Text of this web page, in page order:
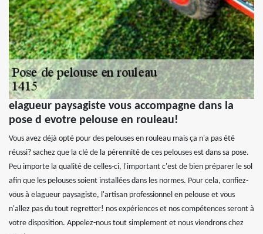
elagueur paysagiste vous accompagne dans la
pose d evotre pelouse en rouleau!
Vous avez déjà opté pour des pelouses en rouleau mais ça n'a pas été
réussi? sachez que la clé de la pérennité de ces pelouses est dans sa pose.
Peu importe la qualité de celles-ci, l'important c'est de bien préparer le sol
afin que les pelouses soient installées dans les normes. Pour cela, confiez-
vous à elagueur paysagiste, l'artisan professionnel en pelouse et vous
n'allez pas du tout regretter! nos expériences et nos compétences seront à
votre disposition. Appelez-nous tout simplement et nous viendrons chez